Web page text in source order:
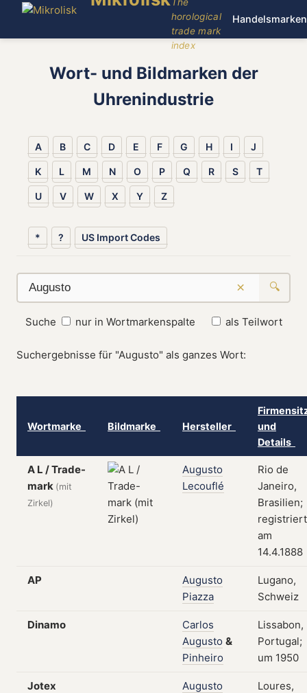
horological
trade mark
index
Handelsmarken
Wort- und Bildmarken der
Uhrenindustrie
A B C D E F G H I J
K L M N O P Q R S T
U V W X Y Z
* ? US Import Codes
× 🔍
Suche nur in Wortmarkenspalte als Teilwort
Suchergebnisse für "Augusto" als ganzes Wort:
Wortmarke Bildmarke Hersteller
und
Details
A L / Trade-
mark (mit
Zirkel)
Augusto
Lecouflé
Rio de
Janeiro,
Brasilien;
registriert
am
14.4.1888
AP
Augusto
Piazza
Lugano,
Schweiz
Dinamo
Carlos
Augusto &
Pinheiro
Lissabon,
Portugal;
um 1950
Jotex
Augusto
Loures,